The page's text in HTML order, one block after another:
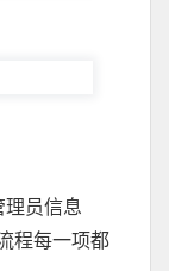
员信息
程每一项都